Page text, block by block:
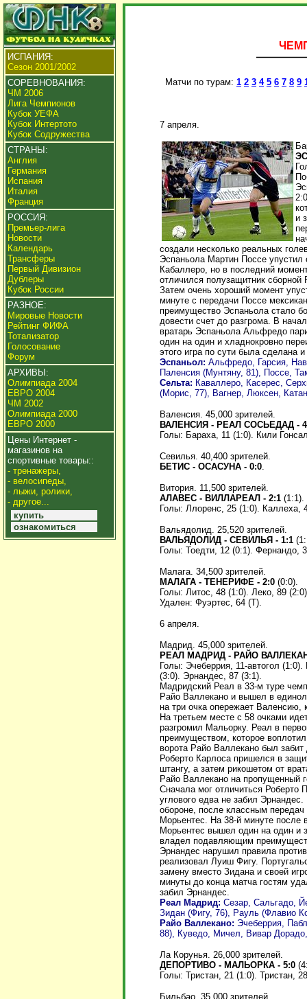
ИСПАНИЯ:
Сезон 2001/2002
СОРЕВНОВАНИЯ:
ЧМ 2006
Лига Чемпионов
Кубок УЕФА
Кубок Интертото
Кубок Содружества
СТРАНЫ:
Англия
Германия
Испания
Италия
Франция
РОССИЯ:
Премьер-лига
Новости
Календарь
Трансферы
Первый Дивизион
Дублеры
Кубок России
РАЗНОЕ:
Мировые Новости
Рейтинг ФИФА
Тотализатор
Голосование
Форум
АРХИВЫ:
Олимпиада 2004
ЕВРО 2004
ЧМ 2002
Олимпиада 2000
ЕВРО 2000
Цены Интернет -
магазинов на
спортивные товары::
- тренажеры,
- велосипеды,
- лыжи, ролики,
- другое...
купить
ознакомиться
Матчи по турам: 1 2 3 4 5 6 7 8 9
7 апреля.
и
создали несколько реальных
Эспаньола Мартин Поссе
Кабаллеро, но в последний
отличился полузащитник
Затем очень хороший момент
минуте с передачи Поссе
преимущество Эспаньола стало
довести счет до разгрома. В
вратарь Эспаньола Альфредо
один на один и хладнокровно
этого игра по сути была сделана
Эспаньол: Альфредо, Гарсия,
Паленсия (Мунтяну, 81), Поссе,
Сельта: Каваллеро, Касерес,
(Морис, 77), Вагнер, Люксен,
Валенсия. 45,000 зрителей.
ВАЛЕНСИЯ - РЕАЛ СОСЬЕДАД -
Голы: Бараха, 11 (1:0). Кили
Севилья. 40,400 зрителей.
БЕТИС - ОСАСУНА - 0:0
Витория. 11,500 зрителей.
АЛАВЕС - ВИЛЛАРЕАЛ - 2:1 (1:1).
Голы: Ллоренс, 25 (1:0). Каллеха,
Вальядолид. 25,520 зрителей.
ВАЛЬЯДОЛИД - СЕВИЛЬЯ - 1:1
Голы: Тоедти, 12 (0:1). Фернандо,
Малага. 34,500 зрителей.
МАЛАГА - ТЕНЕРИФЕ - 2:0 (0:0).
Голы: Литос, 48 (1:0). Леко, 89
Удален: Фуэртес, 64 (Т).
6 апреля.
Мадрид. 45,000 зрителей.
РЕАЛ МАДРИД - РАЙО
Голы: Эчеберрия, 11-автогол
(3:0). Эрнандес, 87 (3:1).
Мадридский Реал в 33-м туре
Райо Валлекано и вышел в
на три очка опережает Валенсию,
На третьем месте с 58 очками
разгромил Мальорку. Реал в
преимуществом, которое
ворота Райо Валлекано был
Роберто Карлоса пришелся в
штангу, а затем рикошетом от
Райо Валлекано на пропущенный
Сначала мог отличиться Роберто
углового едва не забил
обороне, после классным
Морьентес. На 38-й минуте после
Морьентес вышел один на один и
владел подавляющим
Эрнандес нарушил правила
реализовал Луиш Фигу.
замену вместо Зидана и своей
минуты до конца матча гостям
забил Эрнандес.
Реал Мадрид: Сезар, Сальгадо,
Зидан (Фигу, 76), Рауль (Флавио
Райо Валлекано: Эчеберрия,
88), Куведо, Мичел, Вивар
Ла Корунья. 26,000 зрителей.
ДЕПОРТИВО - МАЛЬОРКА - 5:0
Голы: Тристан, 21 (1:0). Тристан,
Бильбао. 35,000 зрителей.